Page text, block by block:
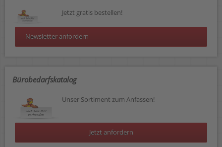
Jetzt gratis bestellen!
Newsletter anfordern
Bürobedarfskatalog
Unser Sortiment zum Anfassen!
Jetzt anfordern